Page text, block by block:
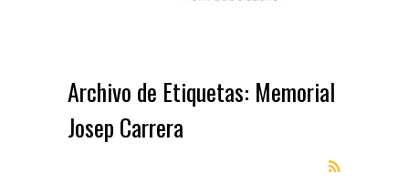
Archivo de Etiquetas: Memorial
Josep Carrera